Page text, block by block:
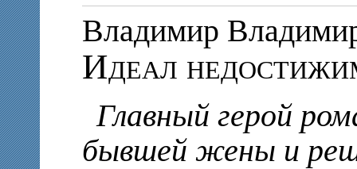
Владимир
Идеал
Главный герой
бывшей жены и